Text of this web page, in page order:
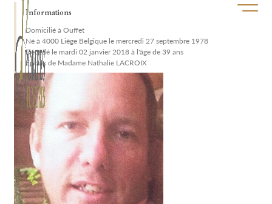
Ouvrir/
Informations
Domicilié à Ouffet
Né à 4000 Liège Belgique le mercredi 27 septembre 1978
Décédé le mardi 02 janvier 2018 à l'âge de 39 ans
Époux de Madame Nathalie LACROIX